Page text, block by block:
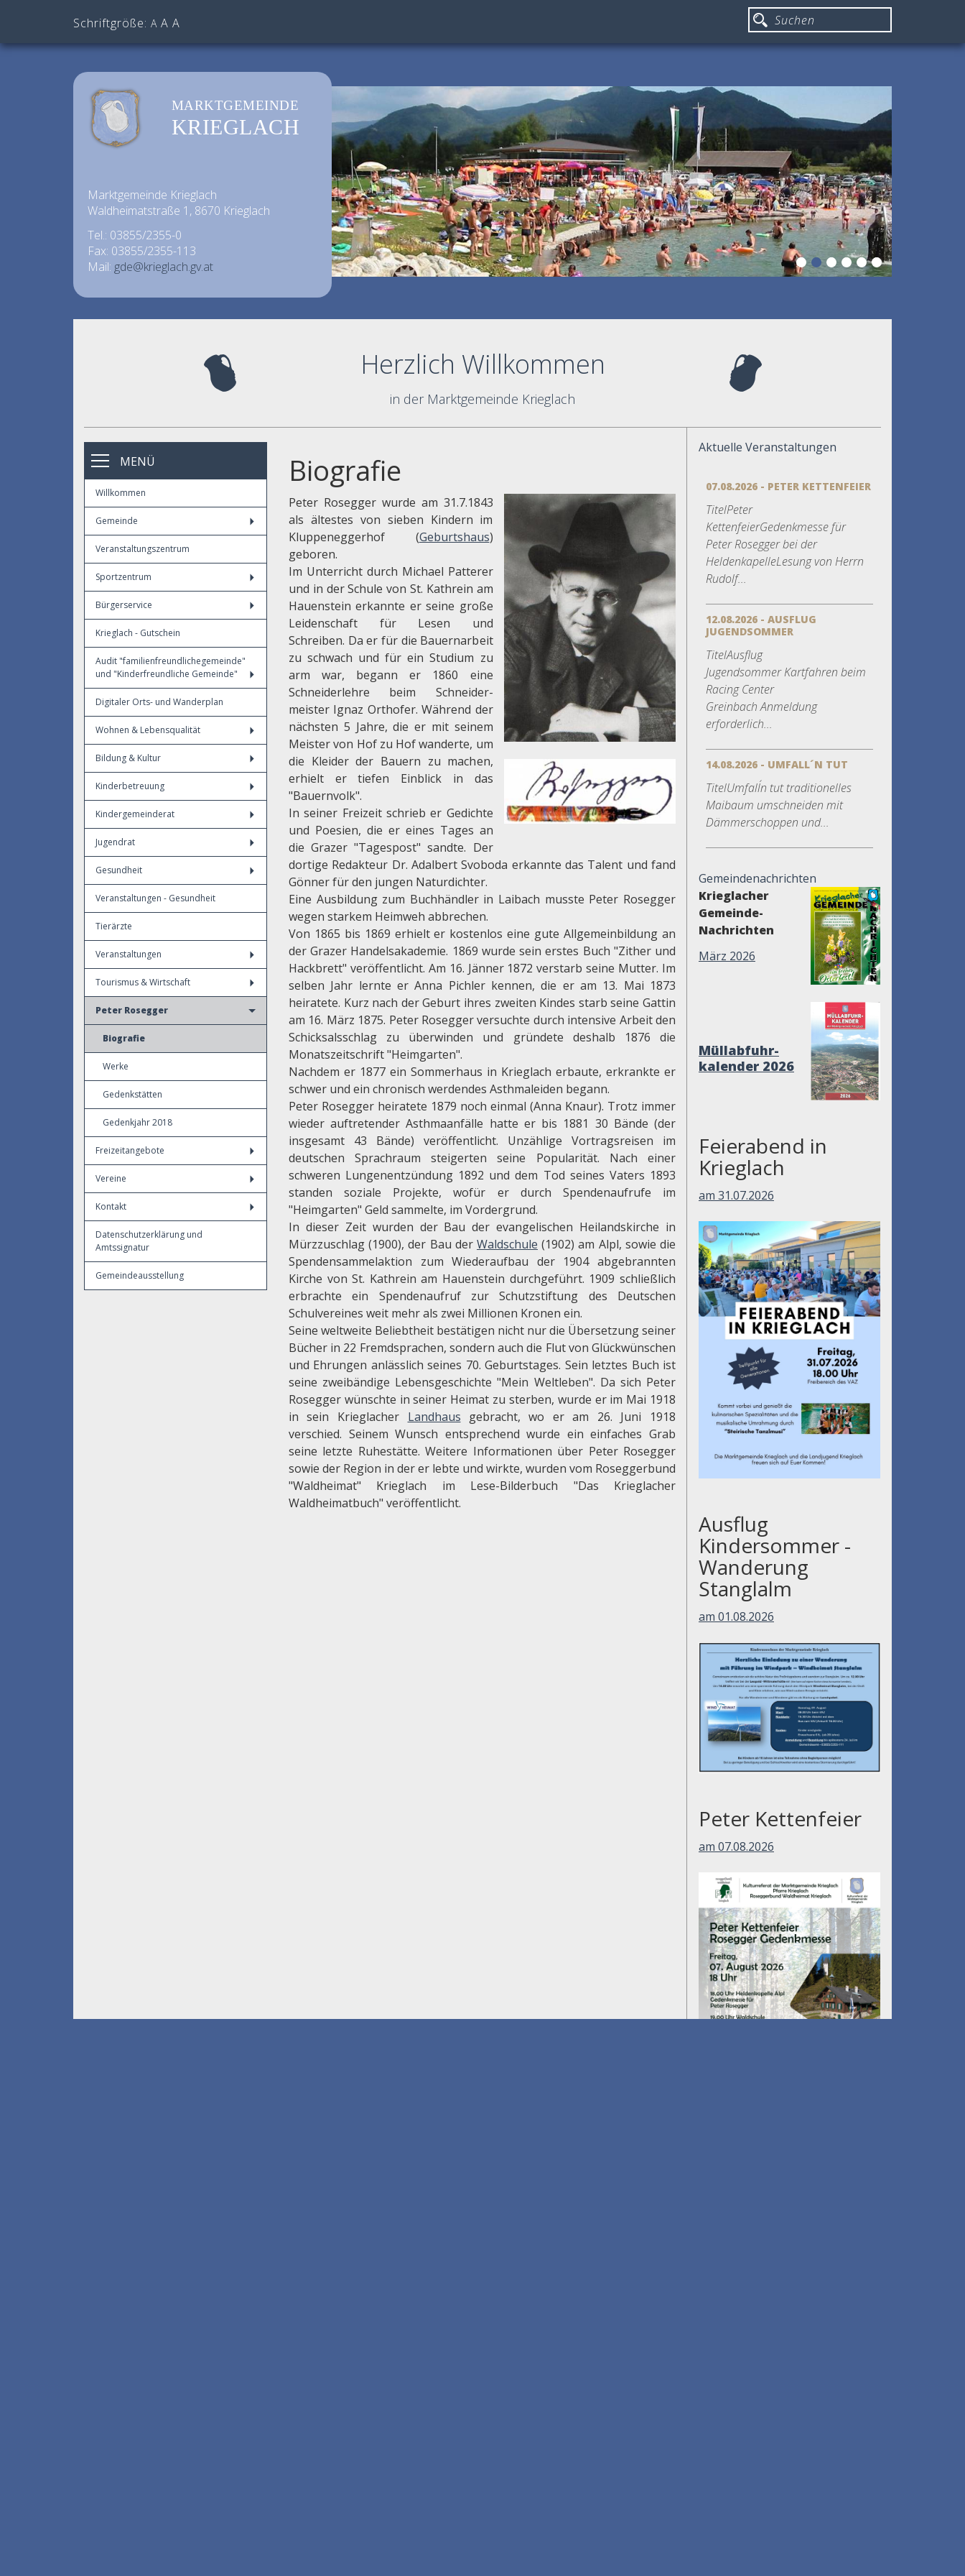
Schriftgröße: A A A
MARKTGEMEINDE
KRIEGLACH
Marktgemeinde Krieglach
Waldheimatstraße 1, 8670 Krieglach
Tel.: 03855/2355-0
Fax: 03855/2355-113
Mail: gde@krieglach.gv.at
Herzlich Willkommen
in der Marktgemeinde Krieglach
MENÜ
Willkommen
Gemeinde
Veranstaltungszentrum
Sportzentrum
Bürgerservice
Krieglach - Gutschein
Audit "familienfreundlichegemeinde"
und "Kinderfreundliche Gemeinde"
Digitaler Orts- und Wanderplan
Wohnen & Lebensqualität
Bildung & Kultur
Kinderbetreuung
Kindergemeinderat
Jugendrat
Gesundheit
Veranstaltungen - Gesundheit
Tierärzte
Veranstaltungen
Tourismus & Wirtschaft
Peter Rosegger
Biografie
Werke
Gedenkstätten
Gedenkjahr 2018
Freizeitangebote
Vereine
Kontakt
Datenschutzerklärung und
Amtssignatur
Gemeindeausstellung
Biografie
Peter Rosegger wurde am 31.7.1843
als ältestes von sieben Kindern im
Kluppeneggerhof (Geburtshaus)
geboren.
Im Unterricht durch Michael Patterer
und in der Schule von St. Kathrein am
Hauenstein erkannte er seine große
Leidenschaft für Lesen und
Schreiben. Da er für die Bauernarbeit
zu schwach und für ein Studium zu
arm war, begann er 1860 eine
Schneiderlehre beim Schneider-
meister Ignaz Orthofer. Während der
nächsten 5 Jahre, die er mit seinem
Meister von Hof zu Hof wanderte, um
die Kleider der Bauern zu machen,
erhielt er tiefen Einblick in das
"Bauernvolk".
In seiner Freizeit schrieb er Gedichte
und Poesien, die er eines Tages an
die Grazer "Tagespost" sandte. Der
dortige Redakteur Dr. Adalbert Svoboda erkannte das Talent und fand
Gönner für den jungen Naturdichter.
Eine Ausbildung zum Buchhändler in Laibach musste Peter Rosegger
wegen starkem Heimweh abbrechen.
Von 1865 bis 1869 erhielt er kostenlos eine gute Allgemeinbildung an
der Grazer Handelsakademie. 1869 wurde sein erstes Buch "Zither und
Hackbrett" veröffentlicht. Am 16. Jänner 1872 verstarb seine Mutter. Im
selben Jahr lernte er Anna Pichler kennen, die er am 13. Mai 1873
heiratete. Kurz nach der Geburt ihres zweiten Kindes starb seine Gattin
am 16. März 1875. Peter Rosegger versuchte durch intensive Arbeit den
Schicksalsschlag zu überwinden und gründete deshalb 1876 die
Monatszeitschrift "Heimgarten".
Nachdem er 1877 ein Sommerhaus in Krieglach erbaute, erkrankte er
schwer und ein chronisch werdendes Asthmaleiden begann.
Peter Rosegger heiratete 1879 noch einmal (Anna Knaur). Trotz immer
wieder auftretender Asthmaanfälle hatte er bis 1881 30 Bände (der
insgesamt 43 Bände) veröffentlicht. Unzählige Vortragsreisen im
deutschen Sprachraum steigerten seine Popularität. Nach einer
schweren Lungenentzündung 1892 und dem Tod seines Vaters 1893
standen soziale Projekte, wofür er durch Spendenaufrufe im
"Heimgarten" Geld sammelte, im Vordergrund.
In dieser Zeit wurden der Bau der evangelischen Heilandskirche in
Mürzzuschlag (1900), der Bau der Waldschule (1902) am Alpl, sowie die
Spendensammelaktion zum Wiederaufbau der 1904 abgebrannten
Kirche von St. Kathrein am Hauenstein durchgeführt. 1909 schließlich
erbrachte ein Spendenaufruf zur Schutzstiftung des Deutschen
Schulvereines weit mehr als zwei Millionen Kronen ein.
Seine weltweite Beliebtheit bestätigen nicht nur die Übersetzung seiner
Bücher in 22 Fremdsprachen, sondern auch die Flut von Glückwünschen
und Ehrungen anlässlich seines 70. Geburtstages. Sein letztes Buch ist
seine zweibändige Lebensgeschichte "Mein Weltleben". Da sich Peter
Rosegger wünschte in seiner Heimat zu sterben, wurde er im Mai 1918
in sein Krieglacher Landhaus gebracht, wo er am 26. Juni 1918
verschied. Seinem Wunsch entsprechend wurde ein einfaches Grab
seine letzte Ruhestätte. Weitere Informationen über Peter Rosegger
sowie der Region in der er lebte und wirkte, wurden vom Roseggerbund
"Waldheimat" Krieglach im Lese-Bilderbuch "Das Krieglacher
Waldheimatbuch" veröffentlicht.
Aktuelle Veranstaltungen
07.08.2026 - PETER KETTENFEIER
TitelPeter
KettenfeierGedenkmesse für
Peter Rosegger bei der
HeldenkapelleLesung von Herrn
Rudolf...
12.08.2026 - AUSFLUG
JUGENDSOMMER
TitelAusflug
Jugendsommer Kartfahren beim
Racing Center
Greinbach Anmeldung
erforderlich...
14.08.2026 - UMFALL´N TUT
TitelUmfall´n tut traditionelles
Maibaum umschneiden mit
Dämmerschoppen und...
Gemeindenachrichten
Krieglacher
Gemeinde-
Nachrichten
März 2026
Müllabfuhr-
kalender 2026
Feierabend in
Krieglach
am 31.07.2026
Ausflug
Kindersommer -
Wanderung
Stanglalm
am 01.08.2026
Peter Kettenfeier
am 07.08.2026